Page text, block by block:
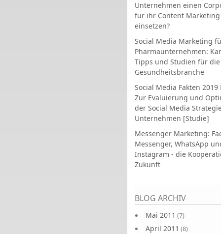
Unternehmen einen
für ihr Content Marketing
einsetzen?
Social Media Marketing
Pharmaunternehmen:
Tipps und Studien für die
Gesundheitsbranche
Social Media Fakten 2019
Zur Evaluierung und
der Social Media
Unternehmen [Studie]
Messenger Marketing:
Messenger, WhatsApp
Instagram - die
Zukunft
BLOG ARCHIV
Mai 2011 (7)
April 2011 (8)
Seiten